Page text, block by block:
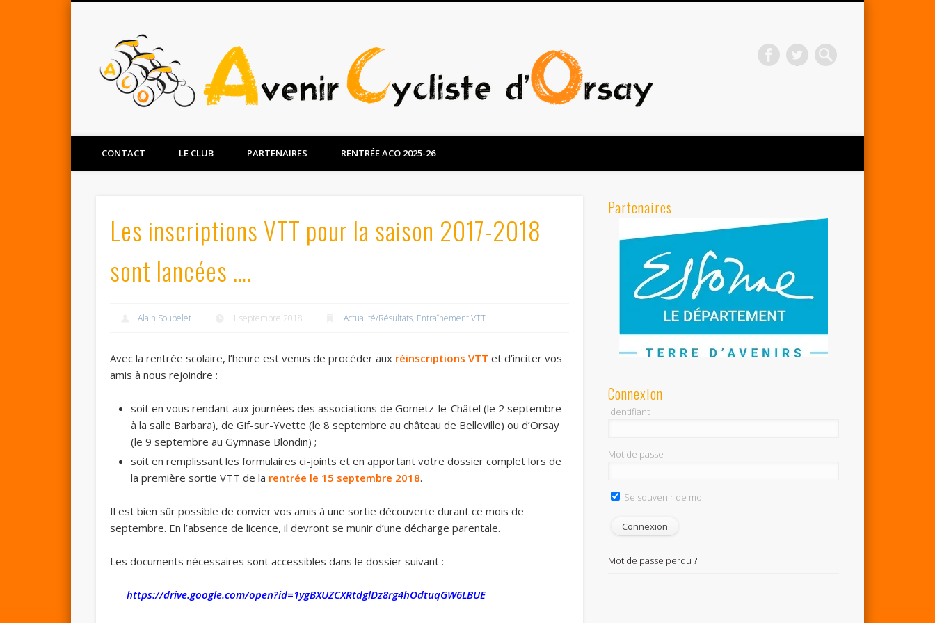
Avenir Cycliste d'Orsay
Twitter
CONTACT LE CLUB PARTENAIRES RENTRÉE ACO 2025-26
Les inscriptions VTT pour la saison 2017-2018
sont lancées ….
Alain Soubelet 1 septembre 2018 Actualité/Résultats, Entraînement VTT
Avec la rentrée scolaire, l’heure est venus de procéder aux réinscriptions VTT et d’inciter vos
amis à nous rejoindre :
soit en vous rendant aux journées des associations de Gometz-le-Châtel (le 2 septembre
à la salle Barbara), de Gif-sur-Yvette (le 8 septembre au château de Belleville) ou d’Orsay
(le 9 septembre au Gymnase Blondin) ;
soit en remplissant les formulaires ci-joints et en apportant votre dossier complet lors de
la première sortie VTT de la rentrée le 15 septembre 2018.
Il est bien sûr possible de convier vos amis à une sortie découverte durant ce mois de
septembre. En l’absence de licence, il devront se munir d’une décharge parentale.
Les documents nécessaires sont accessibles dans le dossier suivant :
https://drive.google.com/open?id=1ygBXUZCXRtdglDz8rg4hOdtuqGW6LBUE
Partenaires
Connexion
Identifiant
Mot de passe
Se souvenir de moi
Mot de passe perdu ?